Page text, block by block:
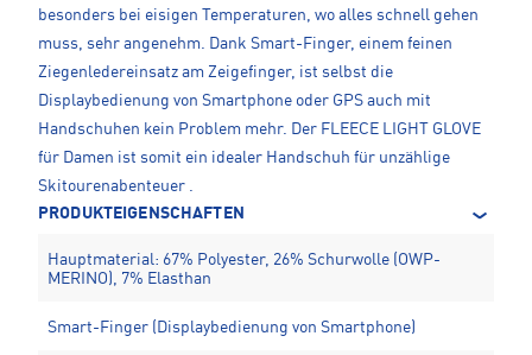
besonders bei eisigen Temperaturen, wo alles schnell gehen
muss, sehr angenehm. Dank Smart-Finger, einem feinen
Ziegenledereinsatz am Zeigefinger, ist selbst die
Displaybedienung von Smartphone oder GPS auch mit
Handschuhen kein Problem mehr. Der FLEECE LIGHT GLOVE
für Damen ist somit ein idealer Handschuh für unzählige
Skitourenabenteuer .
PRODUKTEIGENSCHAFTEN
Hauptmaterial: 67% Polyester, 26% Schurwolle (OWP-
MERINO), 7% Elasthan
Smart-Finger (Displaybedienung von Smartphone)